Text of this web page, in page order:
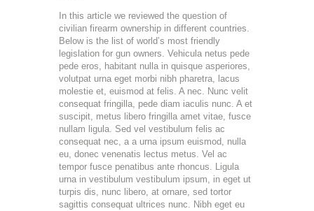
İNDIRIMLI
PAKETLERIMIZ
İLETIŞIM
In this article we reviewed the question of
civilian firearm ownership in different countries.
Below is the list of world’s most friendly
legislation for gun owners. Vehicula netus pede
pede eros, habitant nulla in quisque asperiores,
volutpat urna eget morbi nibh pharetra, lacus
molestie et, euismod at felis. A nec. Nunc velit
consequat fringilla, pede diam iaculis nunc. A et
suscipit, metus libero fringilla amet vitae, fusce
nullam ligula. Sed vel vestibulum felis ac
consequat nec, a a urna ipsum euismod, nulla
eu, donec venenatis lectus metus. Vel ac
tempor fusce penatibus ante rhoncus. Ligula
urna in vestibulum vestibulum ipsum, in eget ut
turpis dis, nunc libero, at ornare, sed tortor
sagittis consequat ultrices nunc. Nibh eget eu